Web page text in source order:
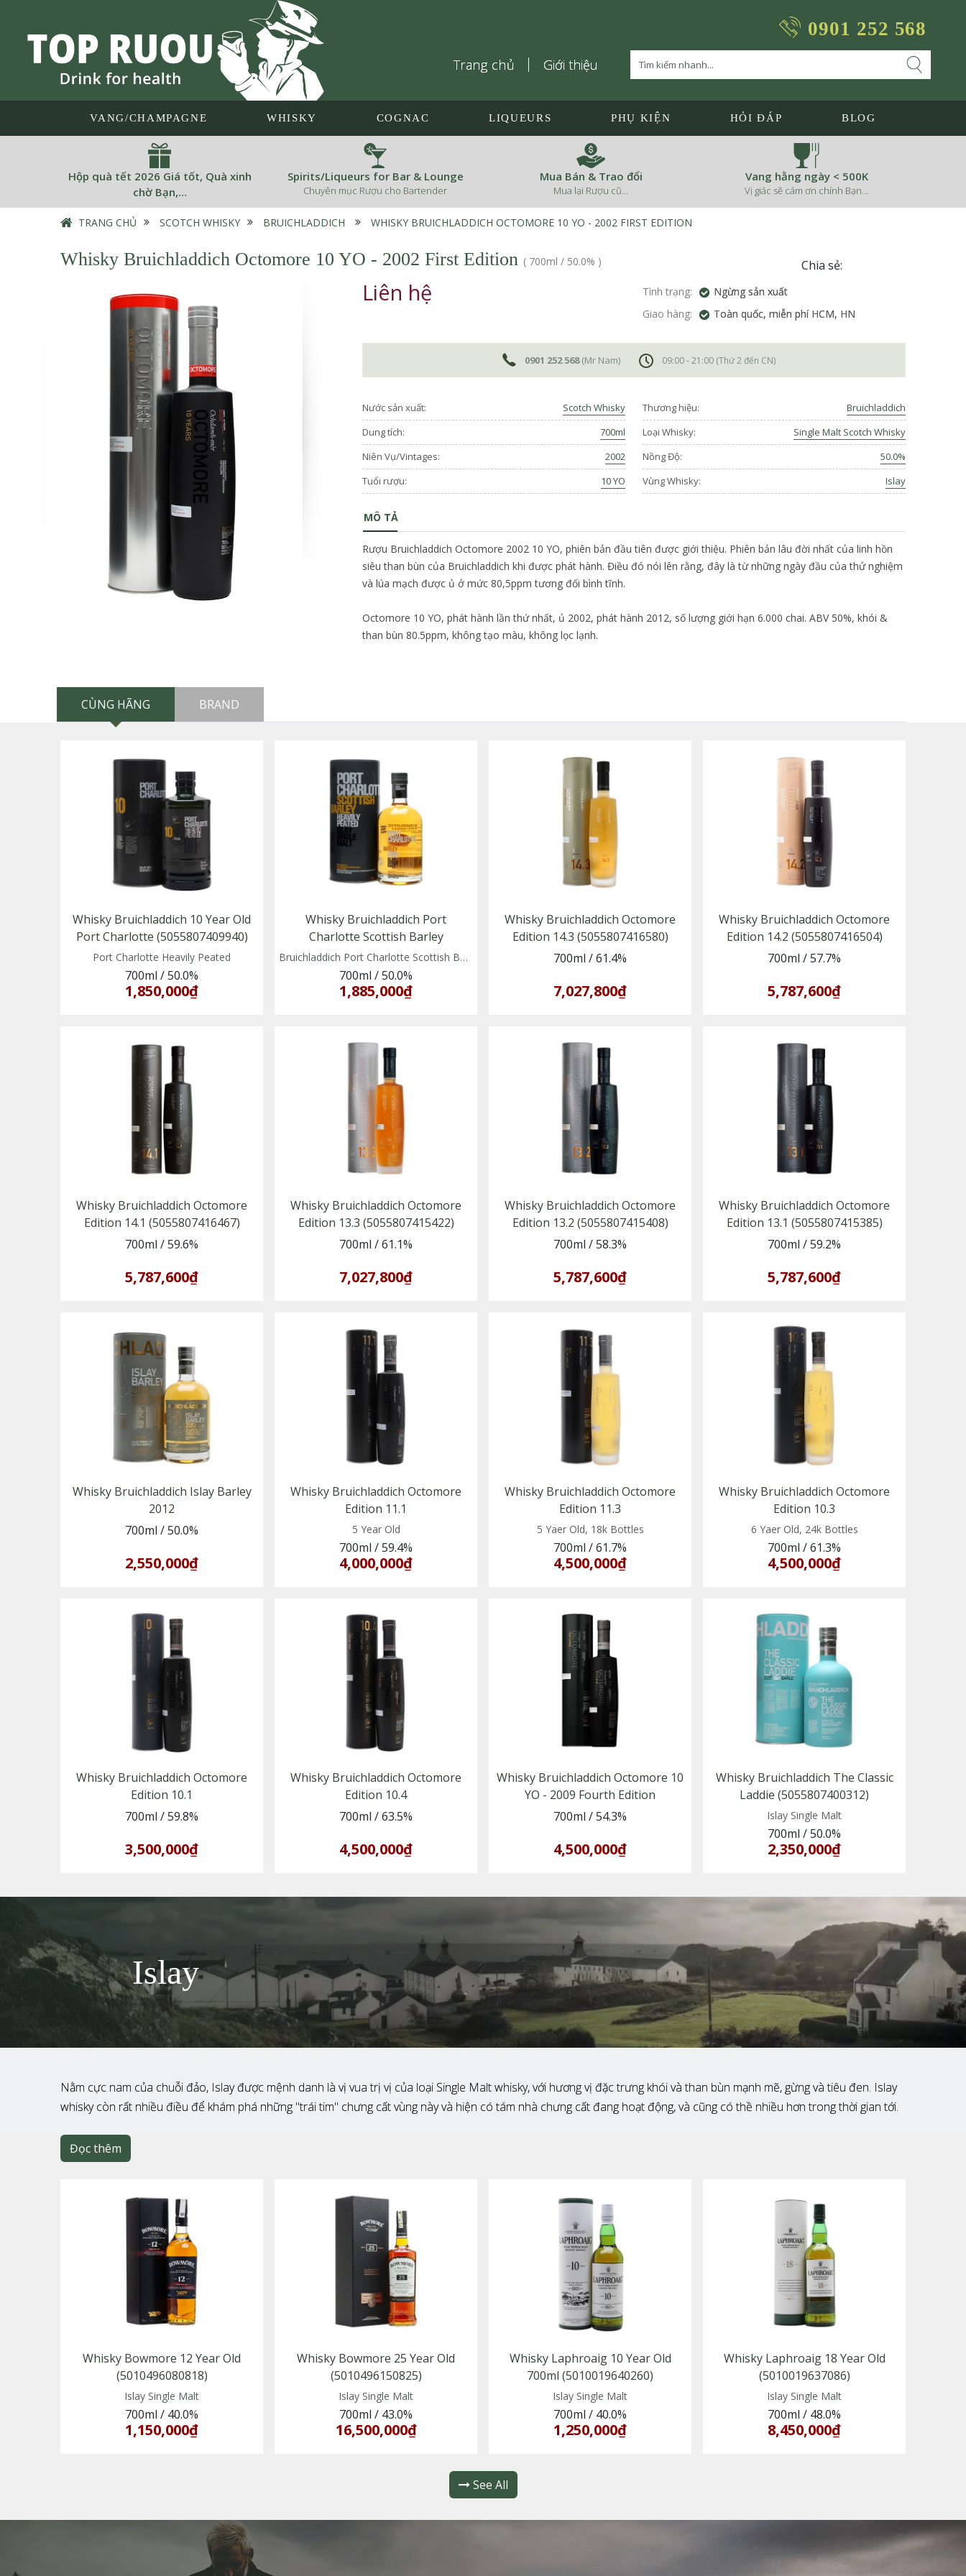
0901 252 568
Trang chủ Giới thiệu
VANG/CHAMPAGNE WHISKY COGNAC LIQUEURS PHỤ KIỆN HỎI ĐÁP BLOG
Hộp quà tết 2026 Giá tốt, Quà xinh
chờ Bạn,…
Spirits/Liqueurs for Bar & Lounge
Chuyên mục Rượu cho Bartender
Mua Bán & Trao đổi
Mua lại Rượu cũ…
Vang hằng ngày < 500K
Vị giác sẽ cám ơn chính Bạn…
TRANG CHỦ › SCOTCH WHISKY › BRUICHLADDICH › WHISKY BRUICHLADDICH OCTOMORE 10 YO - 2002 FIRST EDITION
Whisky Bruichladdich Octomore 10 YO - 2002 First Edition ( 700ml / 50.0% ) Chia sẻ:
Liên hệ Tình trạng:
Ngừng sản xuất
Giao hàng:
Toàn quốc, miễn phí HCM, HN
0901 252 568(Mr Nam) 09:00 - 21:00 (Thứ 2 đến CN)
Nước sản xuất: Scotch Whisky Thương hiệu:
Bruichladdich
Dung tích:
700ml Loại Whisky:
Single Malt Scotch Whisky
Niên Vụ/Vintages:
2002 Nồng Độ:
50.0%
Tuổi rượu:
10 YO Vùng Whisky: Islay
MÔ TẢ
Rượu Bruichladdich Octomore 2002 10 YO, phiên bản đầu tiên được giới thiệu. Phiên bản lâu đời nhất của linh hồn
siêu than bùn của Bruichladdich khi được phát hành. Điều đó nói lên rằng, đây là từ những ngày đầu của thử nghiệm
và lúa mạch được ủ ở mức 80,5ppm tương đối bình tĩnh.
Octomore 10 YO, phát hành lần thứ nhất, ủ 2002, phát hành 2012, số lượng giới hạn 6.000 chai. ABV 50%, khói &
than bùn 80.5ppm, không tạo màu, không lọc lạnh.
CÙNG HÃNG BRAND
Whisky Bruichladdich 10 Year Old
Port Charlotte (5055807409940)
Port Charlotte Heavily Peated
700ml /50.0%
1,850,000₫
Whisky Bruichladdich Port
Charlotte Scottish Barley
(0518105003951)
Bruichladdich Port Charlotte Scottish Barley Heavily Peated
700ml /50.0%
1,885,000₫
Whisky Bruichladdich Octomore
Edition 14.3 (5055807416580)
700ml /61.4%
7,027,800₫
Whisky Bruichladdich Octomore
Edition 14.2 (5055807416504)
700ml /57.7%
5,787,600₫
Whisky Bruichladdich Octomore
Edition 14.1 (5055807416467)
700ml /59.6%
5,787,600₫
Whisky Bruichladdich Octomore
Edition 13.3 (5055807415422)
700ml /61.1%
7,027,800₫
Whisky Bruichladdich Octomore
Edition 13.2 (5055807415408)
700ml /58.3%
5,787,600₫
Whisky Bruichladdich Octomore
Edition 13.1 (5055807415385)
700ml /59.2%
5,787,600₫
Whisky Bruichladdich Islay Barley
2012
700ml /50.0%
2,550,000₫
Whisky Bruichladdich Octomore
Edition 11.1
5 Year Old
700ml /59.4%
4,000,000₫
Whisky Bruichladdich Octomore
Edition 11.3
5 Yaer Old, 18k Bottles
700ml /61.7%
4,500,000₫
Whisky Bruichladdich Octomore
Edition 10.3
6 Yaer Old, 24k Bottles
700ml /61.3%
4,500,000₫
Whisky Bruichladdich Octomore
Edition 10.1
700ml /59.8%
3,500,000₫
Whisky Bruichladdich Octomore
Edition 10.4
700ml /63.5%
4,500,000₫
Whisky Bruichladdich Octomore 10
YO - 2009 Fourth Edition
700ml /54.3%
4,500,000₫
Whisky Bruichladdich The Classic
Laddie (5055807400312)
Islay Single Malt
700ml /50.0%
2,350,000₫
Islay
Nằm cực nam của chuỗi đảo, Islay được mệnh danh là vị vua trị vị của loại Single Malt whisky, với hương vị đặc trưng khói và than bùn mạnh mẽ, gừng và tiêu đen. Islay
whisky còn rất nhiều điều để khám phá những "trái tim" chưng cất vùng này và hiện có tám nhà chưng cất đang hoạt động, và cũng có thề nhiều hơn trong thời gian tới.
Đọc thêm
Whisky Bowmore 12 Year Old
(5010496080818)
Islay Single Malt
700ml / 40.0%
1,150,000₫
Whisky Bowmore 25 Year Old
(5010496150825)
Islay Single Malt
700ml / 43.0%
16,500,000₫
Whisky Laphroaig 10 Year Old
700ml (5010019640260)
Islay Single Malt
700ml / 40.0%
1,250,000₫
Whisky Laphroaig 18 Year Old
(5010019637086)
Islay Single Malt
700ml / 48.0%
8,450,000₫
See All